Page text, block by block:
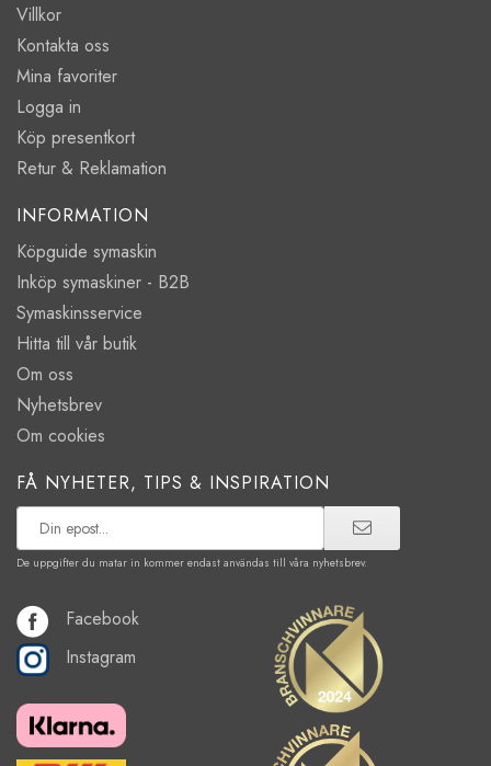
Villkor
Kontakta oss
Mina favoriter
Logga in
Köp presentkort
Retur & Reklamation
INFORMATION
Köpguide symaskin
Inköp symaskiner - B2B
Symaskinsservice
Hitta till vår butik
Om oss
Nyhetsbrev
Om cookies
FÅ NYHETER, TIPS & INSPIRATION
De uppgifter du matar in kommer endast användas till våra nyhetsbrev.
Facebook
Instagram